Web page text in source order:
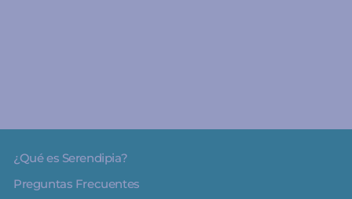
¿Qué es Serendipia?
Preguntas Frecuentes